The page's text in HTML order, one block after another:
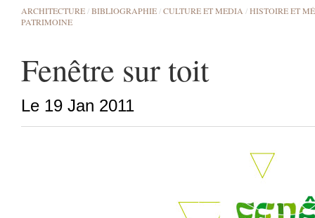
ARCHITECTURE /BIBLIOGRAPHIE /CULTURE ET MEDIA /HISTOIRE ET
PATRIMOINE
Fenêtre sur toit
Le 19 Jan 2011